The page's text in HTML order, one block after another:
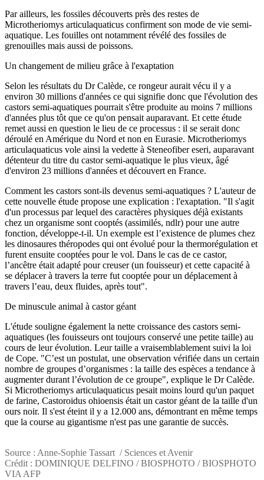
Par ailleurs, les fossiles découverts près des restes de
Microtheriomys articulaquaticus confirment son mode de vie semi-
aquatique. Les fouilles ont notamment révélé des fossiles de
grenouilles mais aussi de poissons.
Un changement de milieu grâce à l'exaptation
Selon les résultats du Dr Calède, ce rongeur aurait vécu il y a
environ 30 millions d'années ce qui signifie donc que l'évolution des
castors semi-aquatiques pourrait s'être produite au moins 7 millions
d'années plus tôt que ce qu'on pensait auparavant. Et cette étude
remet aussi en question le lieu de ce processus : il se serait donc
déroulé en Amérique du Nord et non en Eurasie. Microtheriomys
articulaquaticus vole ainsi la vedette à Steneofiber eseri, auparavant
détenteur du titre du castor semi-aquatique le plus vieux, âgé
d'environ 23 millions d'années et découvert en France.
Comment les castors sont-ils devenus semi-aquatiques ? L'auteur de
cette nouvelle étude propose une explication : l'exaptation. "Il s'agit
d'un processus par lequel des caractères physiques déjà existants
chez un organisme sont cooptés (assimilés, ndlr) pour une autre
fonction, développe-t-il. Un exemple est l’existence de plumes chez
les dinosaures théropodes qui ont évolué pour la thermorégulation et
furent ensuite cooptées pour le vol. Dans le cas de ce castor,
l’ancêtre était adapté pour creuser (un fouisseur) et cette capacité à
se déplacer à travers la terre fut cooptée pour un déplacement à
travers l’eau, deux fluides, après tout".
De minuscule animal à castor géant
L'étude souligne également la nette croissance des castors semi-
aquatiques (les fouisseurs ont toujours conservé une petite taille) au
cours de leur évolution. Leur taille a vraisemblablement suivi la loi
de Cope. "C’est un postulat, une observation vérifiée dans un certain
nombre de groupes d’organismes : la taille des espèces a tendance à
augmenter durant l’évolution de ce groupe", explique le Dr Calède.
Si Microtheriomys articulaquaticus pesait moins lourd qu'un paquet
de farine, Castoroidus ohioensis était un castor géant de la taille d'un
ours noir. Il s'est éteint il y a 12.000 ans, démontrant en même temps
que la course au gigantisme n'est pas une garantie de succès.
Source : Anne-Sophie Tassart / Sciences et Avenir
Crédit : DOMINIQUE DELFINO / BIOSPHOTO / BIOSPHOTO
VIA AFP